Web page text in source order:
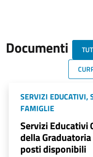
Documenti
SERVIZI EDUCATIVI,
FAMIGLIE
Servizi Educativi
della
posti disponibili